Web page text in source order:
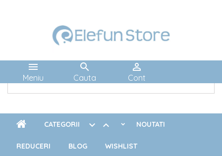

Meniu

Cauta

Cont
 
CATEGORII NOUTATI
REDUCERI BLOG WISHLIST